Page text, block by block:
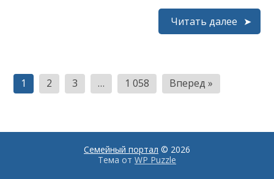
Читать далее
Пагинация
записей
1 2 3 … 1 058 Вперед »
Семейный портал © 2026
Тема от WP Puzzle